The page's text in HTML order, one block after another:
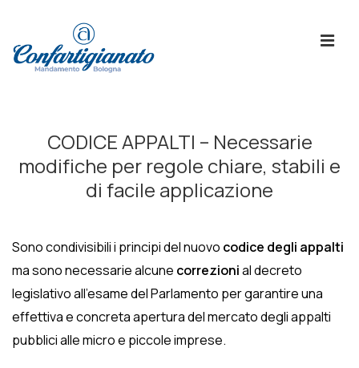
Principale
CODICE APPALTI – Necessarie
modifiche per regole chiare, stabili e
di facile applicazione
Sono condivisibili i principi del nuovo codice degli appalti
ma sono necessarie alcune correzionial decreto
legislativo all’esame del Parlamento per garantire una
effettiva e concreta apertura del mercato degli appalti
pubblici alle micro e piccole imprese.